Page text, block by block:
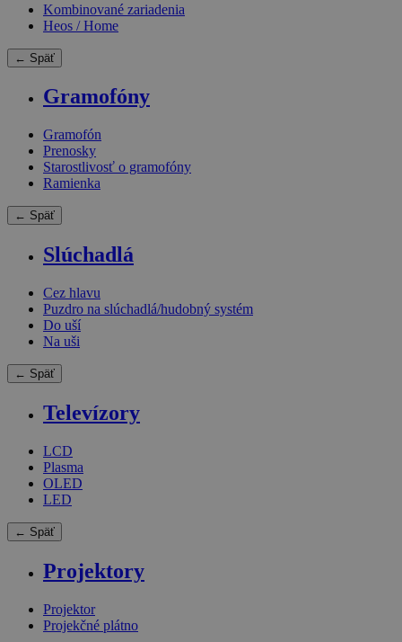
Kombinované zariadenia
Heos / Home
← Späť
Gramofóny
Gramofón
Prenosky
Starostlivosť o gramofóny
Ramienka
← Späť
Slúchadlá
Cez hlavu
Puzdro na slúchadlá/hudobný systém
Do uší
Na uši
← Späť
Televízory
LCD
Plasma
OLED
LED
← Späť
Projektory
Projektor
Projekčné plátno